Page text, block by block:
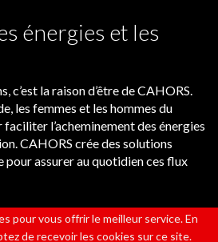
pour vous offrir le meilleur service. En
de recevoir les cookies sur ce site.
énergies et les
c’est la raison d’être de CAHORS.
les femmes et les hommes du
l’acheminement des énergies
CAHORS crée des solutions
pour assurer au quotidien ces flux